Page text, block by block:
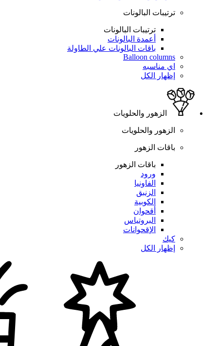
ترتيبات البالونات
ترتيبات البالونات
أعمدة البالونات
باقات البالونات علي الطاولة
Balloon columns
اي مناسبه
إظهار الكل
الزهور والحلويات
الزهور والحلويات
باقات الزهور
باقات الزهور
ورود
الفاونيا
الزنبق
الكوبية
أقحوان
البروتياس
الإقحوانات
كيك
إظهار الكل